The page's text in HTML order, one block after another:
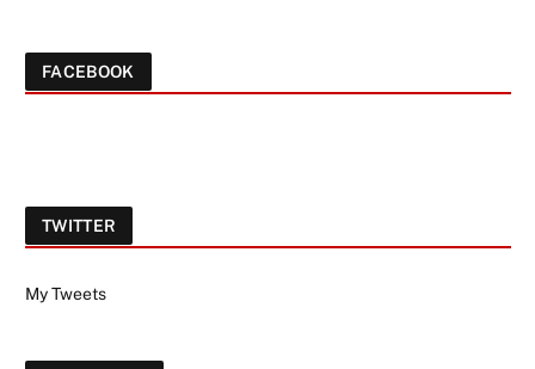
FACEBOOK
TWITTER
My Tweets